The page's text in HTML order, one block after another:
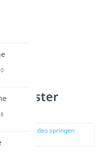
zur Stelle im Video springen